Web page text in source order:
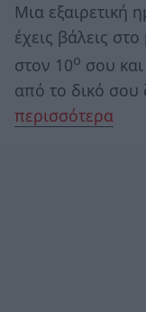
Μια εξαιρετική
έχεις βάλεις
στον 10ο σου
από το δικό σου
περισσότερα